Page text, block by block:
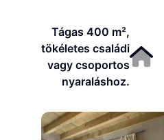
Tágas 400 m²,
tökéletes családi
vagy csoportos
nyaraláshoz.